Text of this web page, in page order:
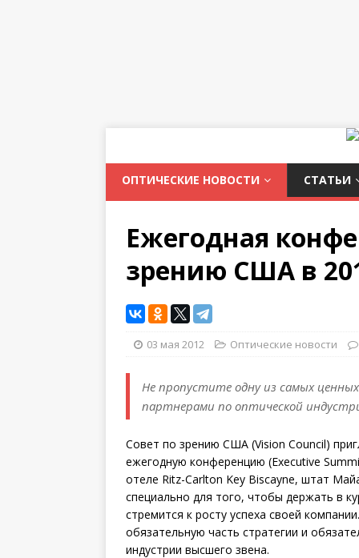
ОПТИЧЕСКИЕ НОВОСТИ СТАТЬИ
Ежегодная
зрению США в
03 мая 2012 Оптические новости
Не пропустите одну из самых
партнерами по оптической
Совет по зрению США (Vision Council)
ежегодную конференцию (Executive
отеле Ritz-Carlton Key Biscayne, штат
специально для того, чтобы держать в
стремится к росту успеха своей
обязательную часть стратегии и
индустрии высшего звена.